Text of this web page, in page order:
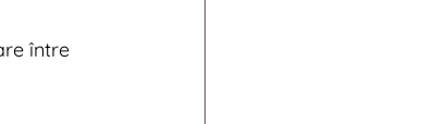
între